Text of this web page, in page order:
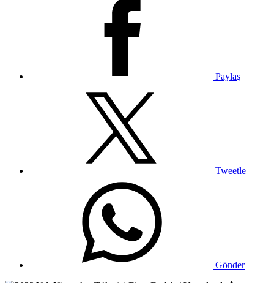
Paylaş
Tweetle
Gönder